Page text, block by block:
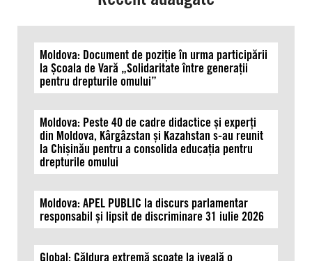
Moldova: Document de poziție în urma participării
la Școala de Vară „Solidaritate între generații
pentru drepturile omului”
Moldova: Peste 40 de cadre didactice și experți
din Moldova, Kârgâzstan și Kazahstan s-au reunit
la Chișinău pentru a consolida educația pentru
drepturile omului
Moldova: APEL PUBLIC la discurs parlamentar
responsabil și lipsit de discriminare 31 iulie 2026
Global: Căldura extremă scoate la iveală o